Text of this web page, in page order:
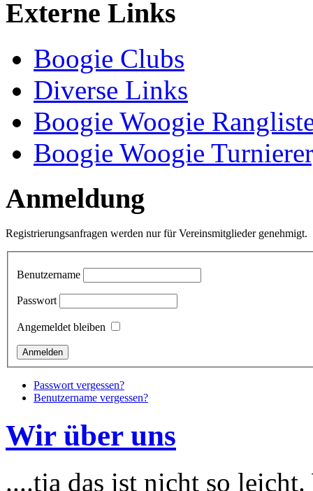
Externe Links
Boogie Clubs
Diverse Links
Boogie Woogie
Boogie Woogie
Anmeldung
Registrierungsanfragen werden nur für Vereinsmitglieder genehmigt.
Benutzername
Passwort
Angemeldet bleiben
Passwort vergessen?
Benutzername vergessen?
Wir über uns
....tja das ist nicht so